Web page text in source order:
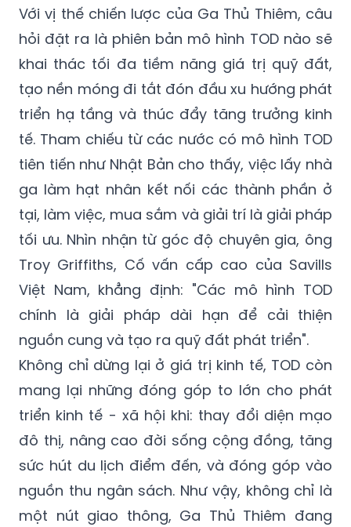
Với vị thế chiến lược của Ga Thủ Thiêm, câu
hỏi đặt ra là phiên bản mô hình TOD nào sẽ
khai thác tối đa tiềm năng giá trị quỹ đất,
tạo nền móng đi tắt đón đầu xu hướng phát
triển hạ tầng và thúc đẩy tăng trưởng kinh
tế. Tham chiếu từ các nước có mô hình TOD
tiên tiến như Nhật Bản cho thấy, việc lấy nhà
ga làm hạt nhân kết nối các thành phần ở
tại, làm việc, mua sắm và giải trí là giải pháp
tối ưu. Nhìn nhận từ góc độ chuyên gia, ông
Troy Griffiths, Cố vấn cấp cao của Savills
Việt Nam, khẳng định: "Các mô hình TOD
chính là giải pháp dài hạn để cải thiện
nguồn cung và tạo ra quỹ đất phát triển".
Không chỉ dừng lại ở giá trị kinh tế, TOD còn
mang lại những đóng góp to lớn cho phát
triển kinh tế - xã hội khi: thay đổi diện mạo
đô thị, nâng cao đời sống cộng đồng, tăng
sức hút du lịch điểm đến, và đóng góp vào
nguồn thu ngân sách. Như vậy, không chỉ là
một nút giao thông, Ga Thủ Thiêm đang